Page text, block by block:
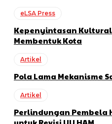
eLSA Press
Kepenyintasan
Membentuk Kota
Artikel
Pola Lama Mekanisme
Artikel
Perlindungan Pembela